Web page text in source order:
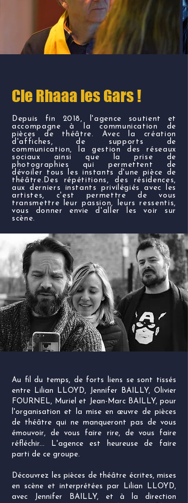
Cie Rhaaa les Gars !
Depuis fin 2018, l'agence soutient et
accompagne à la communication de
pièces de théâtre. Avec la création
d'affiches, de supports de
communication, la gestion des réseaux
sociaux ainsi que la prise de
photographies qui permettent de
dévoiler tous les instants d'une pièce de
théâtre.Des répétitions, des résidences,
aux derniers instants privilégiés avec les
artistes, c'est permettre de vous
transmettre leur passion, leurs ressentis,
vous donner envie d'aller les voir sur
scène.
Au fil du temps, de forts liens se sont tissés
entre Lilian LLOYD, Jennifer BAILLY, Olivier
FOURNEL, Muriel et Jean-Marc BAILLY, pour
l'organisation et la mise en œuvre de pièces
de théâtre qui ne manqueront pas de vous
émouvoir, de vous faire rire, de vous faire
réfléchir... L'agence est heureuse de faire
parti de ce groupe.
Découvrez les pièces de théâtre écrites, mises
en scène et interprétées par Lilian LLOYD,
avec Jennifer BAILLY, et à la direction